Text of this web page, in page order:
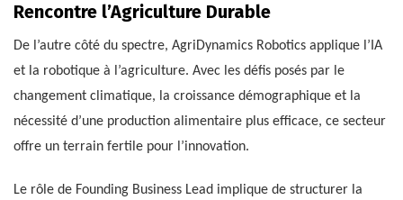
Rencontre l’Agriculture Durable
De l’autre côté du spectre, AgriDynamics Robotics applique l’IA
et la robotique à l’agriculture. Avec les défis posés par le
changement climatique, la croissance démographique et la
nécessité d’une production alimentaire plus efficace, ce secteur
offre un terrain fertile pour l’innovation.
Le rôle de Founding Business Lead implique de structurer la